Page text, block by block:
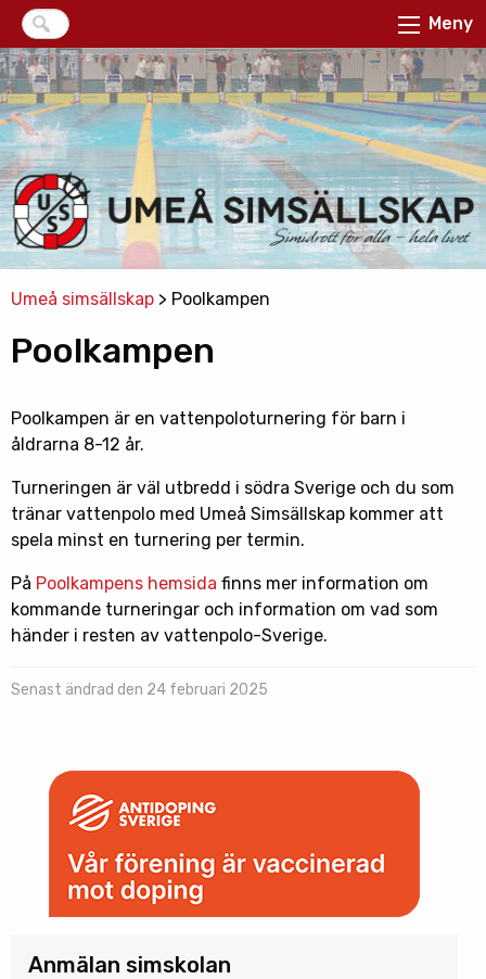
Meny
Umeå simsällskap > Poolkampen
Poolkampen
Poolkampen är en vattenpoloturnering för barn i
åldrarna 8-12 år.
Turneringen är väl utbredd i södra Sverige och du som
tränar vattenpolo med Umeå Simsällskap kommer att
spela minst en turnering per termin.
På Poolkampens hemsida finns mer information om
kommande turneringar och information om vad som
händer i resten av vattenpolo-Sverige.
Senast ändrad den 24 februari 2025
Anmälan simskolan